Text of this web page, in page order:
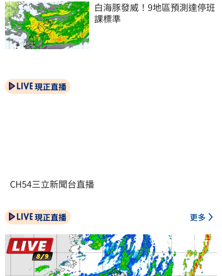
白海豚發威！9地區預測達停班
課標準
現正直播
CH54三立新聞台直播
現正直播 更多